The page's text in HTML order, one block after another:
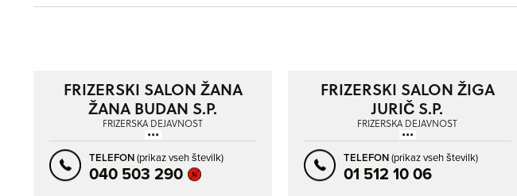
NAPREJ NAZAJ
CERKNO
DIVAČA
DRAVOGRAD
GROSUPLJE
NAPREJ NAZAJ
FRIZERSKI SALON ŽANA
ŽANA BUDAN S.P.
FRIZERSKA DEJAVNOST
TELEFON(prikaz vseh številk)
040 503 290
FRIZERSKI SALON ŽIGA
JURIČ S.P.
FRIZERSKA DEJAVNOST
TELEFON(prikaz vseh številk)
01 512 10 06